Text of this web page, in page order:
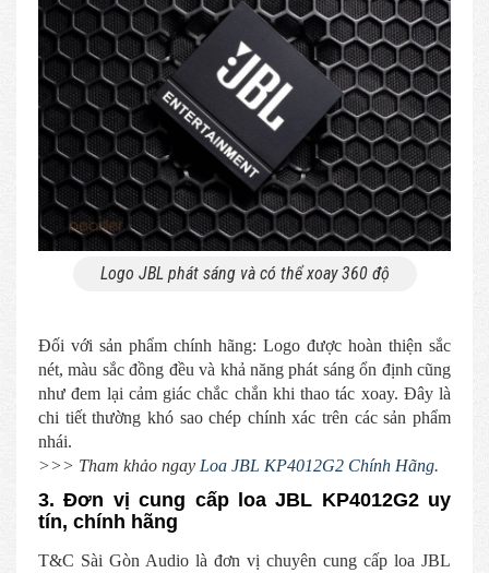
Logo JBL phát sáng và có thể xoay 360 độ
Đối với sản phẩm chính hãng: Logo được hoàn thiện sắc
nét, màu sắc đồng đều và khả năng phát sáng ổn định cũng
như đem lại cảm giác chắc chắn khi thao tác xoay. Đây là
chi tiết thường khó sao chép chính xác trên các sản phẩm
nhái.
>>> Tham khảo ngay Loa JBL KP4012G2 Chính Hãng.
3. Đơn vị cung cấp loa JBL KP4012G2 uy
tín, chính hãng
T&C Sài Gòn Audio là đơn vị chuyên cung cấp loa JBL